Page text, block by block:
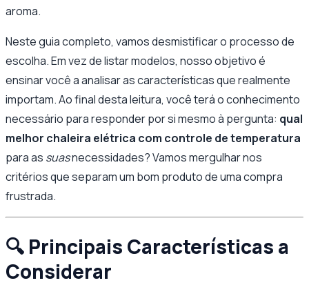
aroma.
Neste guia completo, vamos desmistificar o processo de
escolha. Em vez de listar modelos, nosso objetivo é
ensinar você a analisar as características que realmente
importam. Ao final desta leitura, você terá o conhecimento
necessário para responder por si mesmo à pergunta: qual
melhor chaleira elétrica com controle de temperatura
para as suasnecessidades? Vamos mergulhar nos
critérios que separam um bom produto de uma compra
frustrada.
🔍 Principais Características a
Considerar